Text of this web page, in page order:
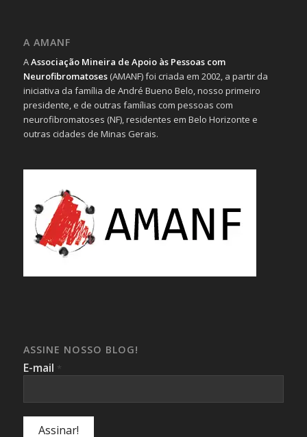
A AMANF
AAssociação Mineira de Apoio às Pessoas com
Neurofibromatoses(AMANF) foi criada em 2002, a partir da
iniciativa da família de André Bueno Belo, nosso primeiro
presidente, e de outras famílias com pessoas com
neurofibromatoses (NF), residentes em Belo Horizonte e
outras cidades de Minas Gerais.
ASSINE NOSSO BLOG!
E-mail *